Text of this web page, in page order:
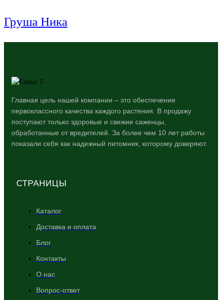
Груша Ника
Главная цель нашей компании – это обеспечение
первоклассного качества каждого растения. В продажу
поступают только здоровые и свежие саженцы,
обработанные от вредителей. За более чем 10 лет работы
показали себя как надежный питомник, которому доверяют.
СТРАНИЦЫ
Каталог
Доставка и оплата
Блог
Контакты
О нас
Вопрос-ответ